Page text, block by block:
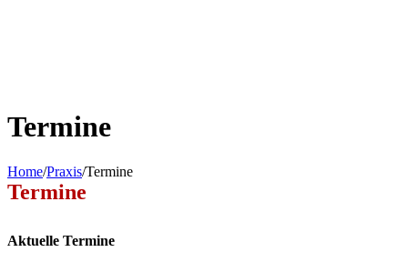
Termine
Home/Praxis/Termine
Termine
Aktuelle Termine